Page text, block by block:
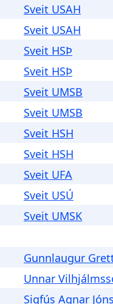
Sveit USAH
Sveit USAH
Sveit HSÞ
Sveit HSÞ
Sveit UMSB
Sveit UMSB
Sveit HSH
Sveit HSH
Sveit UFA
Sveit USÚ
Sveit UMSK
Gunnlaugur
Unnar
Sigfús Agnar